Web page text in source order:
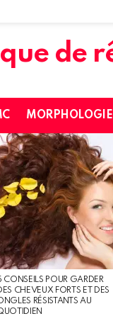
MORPHOLOGIE
CONSEILS POUR GARDER
CHEVEUX FORTS ET DES
RÉSISTANTS AU